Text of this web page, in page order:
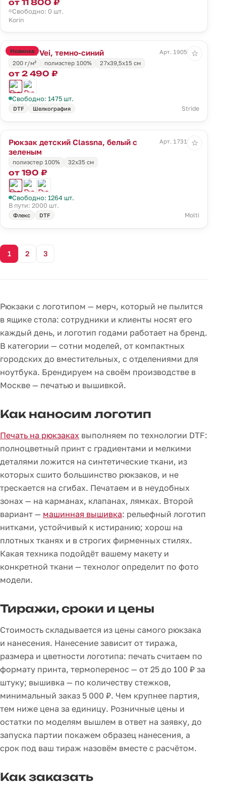
от 11 800 ₽
Свободно: 0 шт.
Korin
Новинка
Рюкзак Vei, темно-синий
Арт. 19050.40
200 г/м²
полиэстер 100% 27x39,5x15 см
от 2 490 ₽
Свободно: 1475 шт.
DTF Шелкография Stride
☆
Рюкзак детский Classna, белый с
зеленым
Арт. 17313.69
полиэстер 100% 32х35 см
от 190 ₽
Свободно: 1264 шт.
В пути: 2000 шт.
Флекс DTF Molti
☆
1 2 3
Рюкзаки с логотипом — мерч, который не пылится
в ящике стола: сотрудники и клиенты носят его
каждый день, и логотип годами работает на бренд.
В категории — сотни моделей, от компактных
городских до вместительных, с отделениями для
ноутбука. Брендируем на своём производстве в
Москве — печатью и вышивкой.
Как наносим логотип
Печать на рюкзаках выполняем по технологии DTF:
полноцветный принт с градиентами и мелкими
деталями ложится на синтетические ткани, из
которых сшито большинство рюкзаков, и не
трескается на сгибах. Печатаем и в неудобных
зонах — на карманах, клапанах, лямках. Второй
вариант — машинная вышивка: рельефный логотип
нитками, устойчивый к истиранию; хорош на
плотных тканях и в строгих фирменных стилях.
Какая техника подойдёт вашему макету и
конкретной ткани — технолог определит по фото
модели.
Тиражи, сроки и цены
Стоимость складывается из цены самого рюкзака
и нанесения. Нанесение зависит от тиража,
размера и цветности логотипа: печать считаем по
формату принта, термоперенос — от 25 до 100 ₽ за
штуку; вышивка — по количеству стежков,
минимальный заказ 5 000 ₽. Чем крупнее партия,
тем ниже цена за единицу. Розничные цены и
остатки по моделям вышлем в ответ на заявку, до
запуска партии покажем образец нанесения, а
срок под ваш тираж назовём вместе с расчётом.
Как заказать